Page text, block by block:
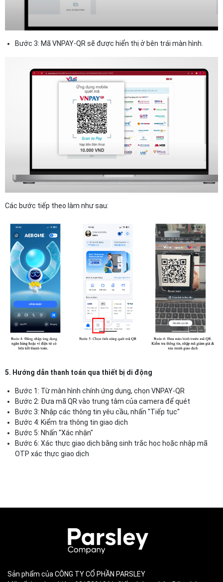
Bước 3: Mã VNPAY-QR sẽ được hiển thị ở bên trái màn hình.
Các bước tiếp theo làm như sau:
5. Hướng dẫn thanh toán qua thiết bị di động
Bước 1: Từ màn hình chính ứng dụng, chọn VNPAY-QR
Bước 2: Đưa mã QR vào trung tâm của camera để quét
Bước 3: Nhập các thông tin yêu cầu, nhấn "Tiếp tục"
Bước 4: Kiểm tra thông tin giao dịch
Bước 5: Nhấn "Xác nhận"
Bước 6: Xác thực giao dịch bằng sinh trắc học hoặc nhập mã
OTP xác thực giao dịch
Sản phẩm của CÔNG TY CỔ PHẦN PARSLEY